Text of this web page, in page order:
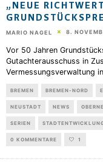
„NEUE
MARIO NAGEL 8.
Vor 50 Jahren
Gutachterausschuss in
Vermessungsverwaltung
BREMEN BREMEN-NORD
NEUSTADT NEWS
SERIEN
0 KOMMENTARE 1